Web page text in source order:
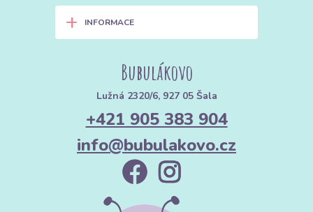
+ INFORMACE
Bubulákovo
Lužná 2320/6, 927 05 Šala
+421 905 383 904
info@bubulakovo.cz